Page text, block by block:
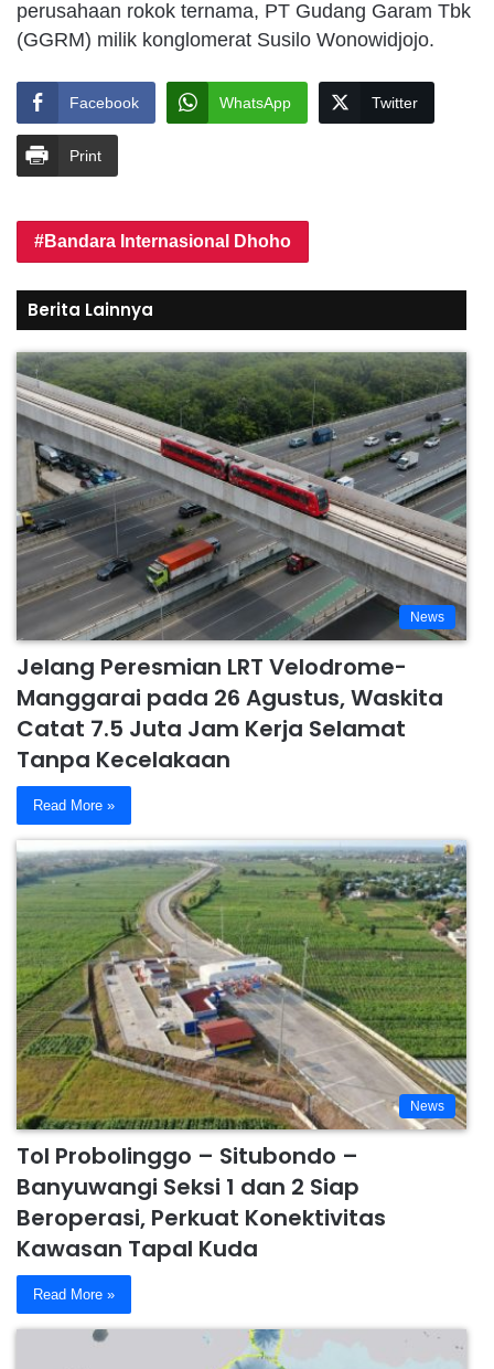
perusahaan rokok ternama, PT Gudang Garam Tbk
(GGRM) milik konglomerat Susilo Wonowidjojo.
Facebook WhatsApp Twitter
Print
Bandara Internasional Dhoho
Berita Lainnya
News
Jelang Peresmian LRT Velodrome-
Manggarai pada 26 Agustus, Waskita
Catat 7.5 Juta Jam Kerja Selamat
Tanpa Kecelakaan
Read More »
News
Tol Probolinggo – Situbondo –
Banyuwangi Seksi 1 dan 2 Siap
Beroperasi, Perkuat Konektivitas
Kawasan Tapal Kuda
Read More »